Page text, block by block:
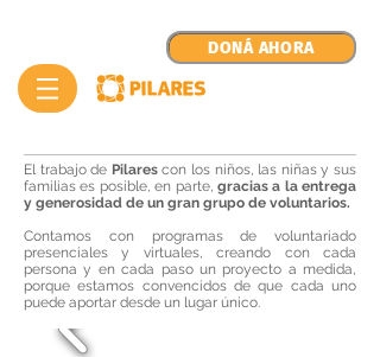
DONÁ AHORA
El trabajo de Pilarescon los niños, las niñas y sus
familias es posible, en parte, gracias a la entrega
y generosidad de un gran grupo de voluntarios.
Contamos con programas de voluntariado
presenciales y virtuales, creando con cada
persona y en cada paso un proyecto a medida,
porque estamos convencidos de que cada uno
puede aportar desde un lugar único.